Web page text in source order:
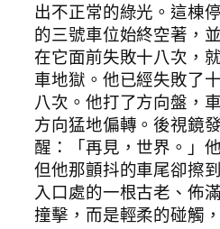
出不正常的綠光。這棟
的三號車位始終空著，
在它面前失敗十八次，
車地獄。他已經失敗了
八次。他打了方向盤，
方向猛地偏轉。後視鏡
醒：「再見，世界。」
但他那顫抖的車尾卻擦
入口處的一根古老、佈
撞擊，而是輕柔的碰觸